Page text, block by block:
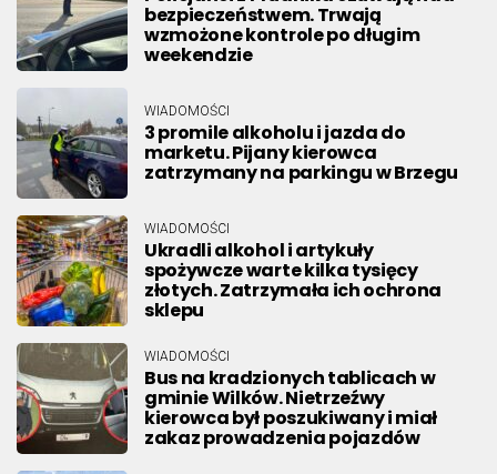
bezpieczeństwem. Trwają
wzmożone kontrole po długim
weekendzie
WIADOMOŚCI
3 promile alkoholu i jazda do
marketu. Pijany kierowca
zatrzymany na parkingu w Brzegu
WIADOMOŚCI
Ukradli alkohol i artykuły
spożywcze warte kilka tysięcy
złotych. Zatrzymała ich ochrona
sklepu
WIADOMOŚCI
Bus na kradzionych tablicach w
gminie Wilków. Nietrzeźwy
kierowca był poszukiwany i miał
zakaz prowadzenia pojazdów